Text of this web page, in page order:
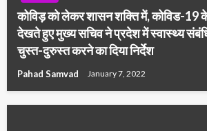
कोविड़ को लेकर शासन शक्ति में, कोविड-
देखते हुए मुख्य सचिव ने प्रदेश में स्वास्थ्य
चुस्त-दुरुस्त करने का दिया निर्देश
Pahad Samvad January 7, 2022